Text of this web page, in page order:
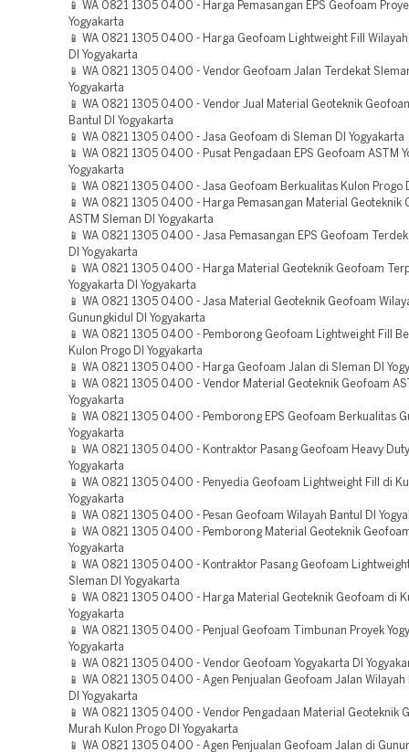
📱 WA 0821 1305 0400 - Harga Pemasangan EPS Geofoam
Yogyakarta
📱 WA 0821 1305 0400 - Harga Geofoam Lightweight Fill
DI Yogyakarta
📱 WA 0821 1305 0400 - Vendor Geofoam Jalan Terdekat
Yogyakarta
📱 WA 0821 1305 0400 - Vendor Jual Material Geoteknik
Bantul DI Yogyakarta
📱 WA 0821 1305 0400 - Jasa Geofoam di Sleman DI Yogyakarta
📱 WA 0821 1305 0400 - Pusat Pengadaan EPS Geofoam ASTM
Yogyakarta
📱 WA 0821 1305 0400 - Jasa Geofoam Berkualitas Kulon Progo
📱 WA 0821 1305 0400 - Harga Pemasangan Material Geoteknik
ASTM Sleman DI Yogyakarta
📱 WA 0821 1305 0400 - Jasa Pemasangan EPS Geofoam
DI Yogyakarta
📱 WA 0821 1305 0400 - Harga Material Geoteknik Geofoam
Yogyakarta DI Yogyakarta
📱 WA 0821 1305 0400 - Jasa Material Geoteknik Geofoam
Gunungkidul DI Yogyakarta
📱 WA 0821 1305 0400 - Pemborong Geofoam Lightweight Fill
Kulon Progo DI Yogyakarta
📱 WA 0821 1305 0400 - Harga Geofoam Jalan di Sleman DI
📱 WA 0821 1305 0400 - Vendor Material Geoteknik Geofoam
Yogyakarta
📱 WA 0821 1305 0400 - Pemborong EPS Geofoam Berkualitas
Yogyakarta
📱 WA 0821 1305 0400 - Kontraktor Pasang Geofoam Heavy
Yogyakarta
📱 WA 0821 1305 0400 - Penyedia Geofoam Lightweight Fill di
Yogyakarta
📱 WA 0821 1305 0400 - Pesan Geofoam Wilayah Bantul DI
📱 WA 0821 1305 0400 - Pemborong Material Geoteknik
Yogyakarta
📱 WA 0821 1305 0400 - Kontraktor Pasang Geofoam
Sleman DI Yogyakarta
📱 WA 0821 1305 0400 - Harga Material Geoteknik Geofoam di
Yogyakarta
📱 WA 0821 1305 0400 - Penjual Geofoam Timbunan Proyek
Yogyakarta
📱 WA 0821 1305 0400 - Vendor Geofoam Yogyakarta DI
📱 WA 0821 1305 0400 - Agen Penjualan Geofoam Jalan Wilayah
DI Yogyakarta
📱 WA 0821 1305 0400 - Vendor Pengadaan Material Geoteknik
Murah Kulon Progo DI Yogyakarta
📱 WA 0821 1305 0400 - Agen Penjualan Geofoam Jalan di